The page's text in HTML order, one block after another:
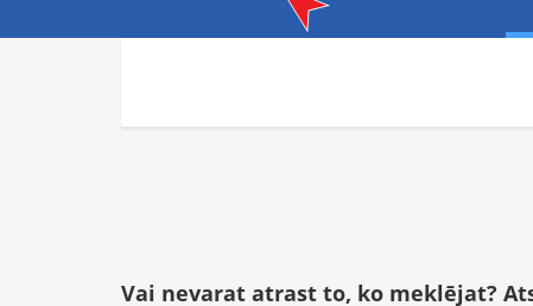
Vai nevarat atrast to, ko meklējat?